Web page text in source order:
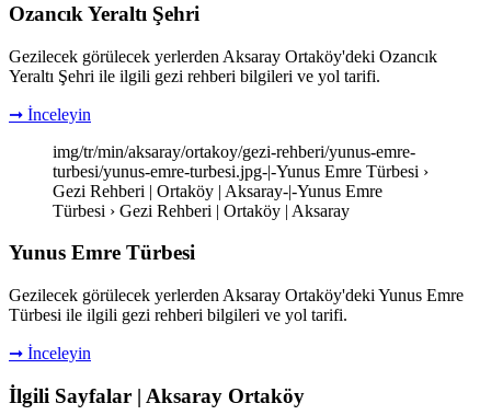
Ozancık Yeraltı Şehri
Gezilecek görülecek yerlerden Aksaray Ortaköy'deki Ozancık
Yeraltı Şehri ile ilgili gezi rehberi bilgileri ve yol tarifi.
➞ İnceleyin
img/tr/min/aksaray/ortakoy/gezi-rehberi/yunus-emre-
turbesi/yunus-emre-turbesi.jpg-|-Yunus Emre Türbesi ›
Gezi Rehberi | Ortaköy | Aksaray-|-Yunus Emre
Türbesi › Gezi Rehberi | Ortaköy | Aksaray
Yunus Emre Türbesi
Gezilecek görülecek yerlerden Aksaray Ortaköy'deki Yunus Emre
Türbesi ile ilgili gezi rehberi bilgileri ve yol tarifi.
➞ İnceleyin
İlgili Sayfalar | Aksaray Ortaköy